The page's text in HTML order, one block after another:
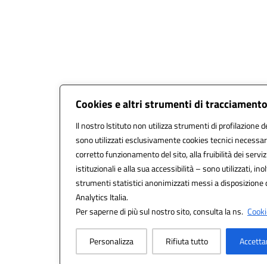
Cookies e altri strumenti di tracciamento
Il nostro Istituto non utilizza strumenti di profilazione
sono utilizzati esclusivamente cookies tecnici
corretto funzionamento del sito, alla fruibilità dei
istituzionali e alla sua accessibilità – sono utilizzati,
strumenti statistici anonimizzati messi a disposizione
Analytics Italia.
Per saperne di più sul nostro sito, consulta la ns.
Personalizza Rifiuta tutto